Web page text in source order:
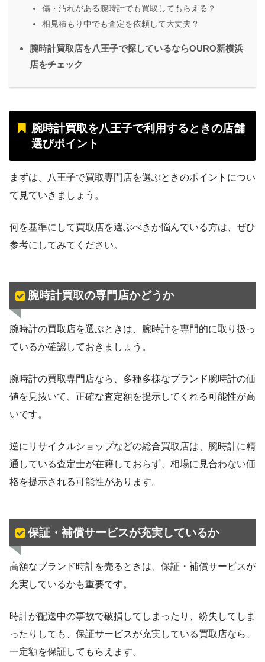
傷・汚れがある腕時計でも買取してもらえる？
相見積もり中でも査定を依頼して大丈夫？
腕時計買取店を八王子で探しているならOURO新横浜
店をチェック
腕時計買取を八王子で利用するときの店舗
選びポイント
まずは、八王子で買取専門店を選ぶときのポイントについ
て見ていきましょう。
何を基準にして買取店を選ぶべきか悩んでいる方は、ぜひ
参考にしてみてください。
腕時計買取の専門店かどうか
腕時計の買取店を選ぶときは、腕時計を専門的に取り扱っ
ているか確認しておきましょう。
腕時計の買取専門店なら、多種多様なブランド腕時計の価
値を見抜いて、正確な査定額を提示してくれる可能性が高
いです。
逆にリサイクルショップなどの総合買取店は、腕時計に精
通している査定士が在籍しておらず、相場に見合わない価
格を提示される可能性があります。
保証・補償サービスが充実しているか
高額なブランド時計を売るときは、保証・補償サービスが
充実しているかも重要です。
時計が配送中の事故で破損してしまったり、紛失してしま
ったりしても、保証サービスが充実している買取店なら、
一定額を保証してもらえます。